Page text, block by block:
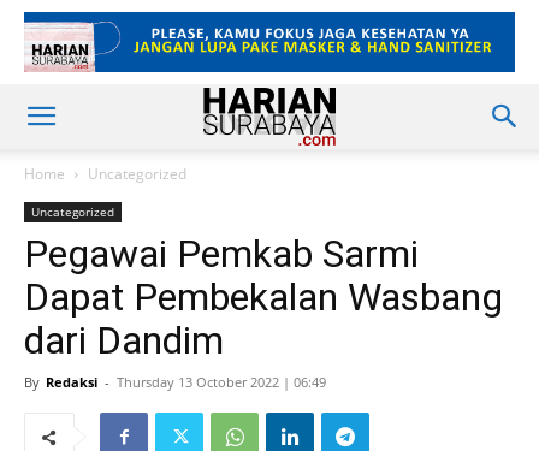
Home Uncategorized
Uncategorized
Pegawai Pemkab Sarmi
Dapat Pembekalan Wasbang
dari Dandim
By Redaksi - Thursday 13 October 2022 | 06:49